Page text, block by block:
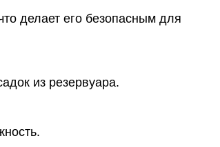
делает его безопасным для
из резервуара.